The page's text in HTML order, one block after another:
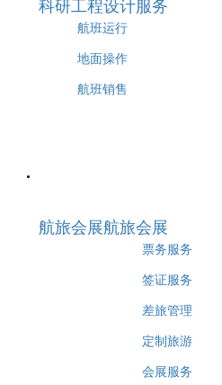
科研工程设计服务
航班运行
地面操作
航班销售
航旅会展航旅会展
票务服务
签证服务
差旅管理
定制旅游
会展服务